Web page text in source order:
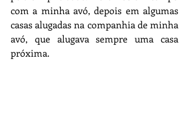
com a minha avó, depois em algumas
casas alugadas na companhia de minha
avó, que alugava sempre uma casa
próxima.